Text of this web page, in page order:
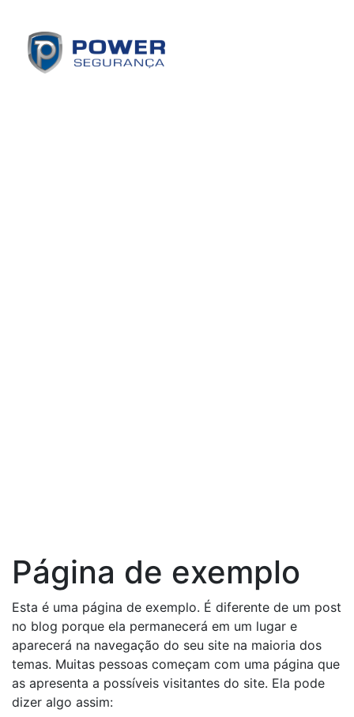
Página de exemplo
Esta é uma página de exemplo. É diferente de um post
no blog porque ela permanecerá em um lugar e
aparecerá na navegação do seu site na maioria dos
temas. Muitas pessoas começam com uma página que
as apresenta a possíveis visitantes do site. Ela pode
dizer algo assim: